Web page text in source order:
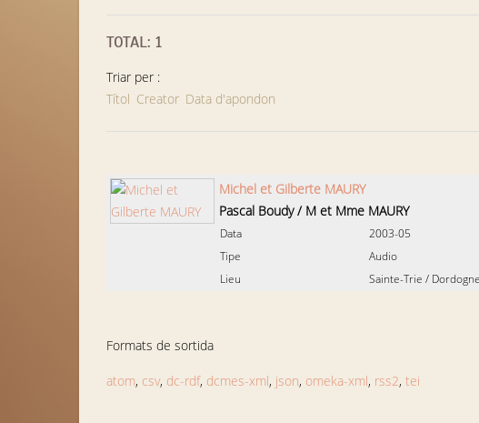
TOTAL: 1
Triar per :
Títol Creator Data d'apondon
Michel et Gilberte MAURY
Pascal Boudy/ M et Mme MAURY
Data
2003-05
Tipe
Audio
Lieu
Sainte-Trie /
Formats de sortida
atom, csv, dc-rdf, dcmes-xml, json, omeka-xml, rss2, tei